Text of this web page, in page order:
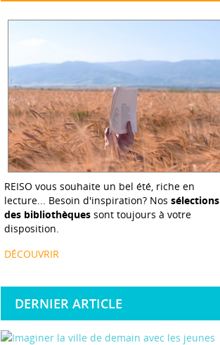
REISO vous souhaite un bel été, riche en
lecture... Besoin d'inspiration? Nos sélections
des bibliothèques sont toujours à votre
disposition.
DÉCOUVRIR
DERNIER ARTICLE